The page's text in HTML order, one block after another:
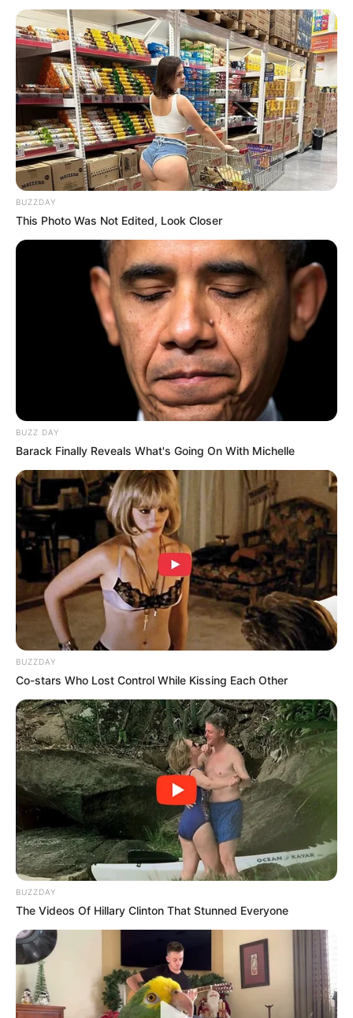
transf0rma su
rostr0 para
ser….ver más
BUZZDAY
This Photo Was Not Edited, Look Closer
BUZZ DAY
Barack Finally Reveals What's Going On With Michelle
BUZZDAY
Co-stars Who Lost Control While Kissing Each Other
BUZZDAY
The Videos Of Hillary Clinton That Stunned Everyone